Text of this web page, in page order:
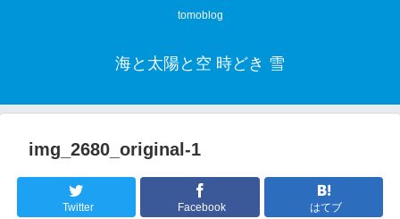
tomoblog
海と太陽と空 時どき 雪
img_2680_original-1
Twitter Facebook はてブ